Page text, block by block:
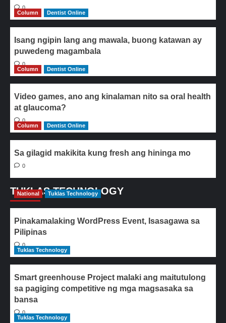
0
Column
Dentist Online
Isang ngipin lang ang mawala, buong katawan ay
puwedeng magambala
0
Column
Dentist Online
Video games, ano ang kinalaman nito sa oral health
at glaucoma?
0
Column
Dentist Online
Sa gilagid makikita kung fresh ang hininga mo
0
TUKLAS TECHNOLOGY
National Tuklas Technology
Pinakamalaking WordPress Event, Isasagawa sa
Pilipinas
0
Tuklas Technology
Smart greenhouse Project malaki ang maitutulong
sa pagiging competitive ng mga magsasaka sa
bansa
0
Tuklas Technology